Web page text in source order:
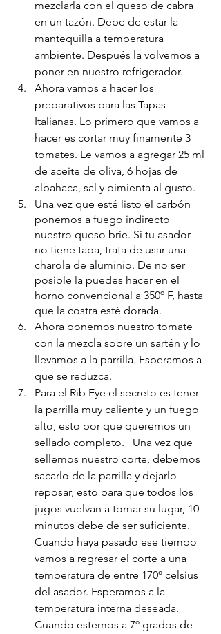
mezclarla con el queso de cabra
en un tazón. Debe de estar la
mantequilla a temperatura
ambiente. Después la volvemos a
poner en nuestro refrigerador.
Ahora vamos a hacer los
preparativos para las Tapas
Italianas. Lo primero que vamos a
hacer es cortar muy finamente 3
tomates. Le vamos a agregar 25 ml
de aceite de oliva, 6 hojas de
albahaca, sal y pimienta al gusto.
Una vez que esté listo el carbón
ponemos a fuego indirecto
nuestro queso brie. Si tu asador
no tiene tapa, trata de usar una
charola de aluminio. De no ser
posible la puedes hacer en el
horno convencional a 350º F, hasta
que la costra esté dorada.
Ahora ponemos nuestro tomate
con la mezcla sobre un sartén y lo
llevamos a la parrilla. Esperamos a
que se reduzca.
Para el Rib Eye el secreto es tener
la parrilla muy caliente y un fuego
alto, esto por que queremos un
sellado completo.   Una vez que
sellemos nuestro corte, debemos
sacarlo de la parrilla y dejarlo
reposar, esto para que todos los
jugos vuelvan a tomar su lugar, 10
minutos debe de ser suficiente.
Cuando haya pasado ese tiempo
vamos a regresar el corte a una
temperatura de entre 170º celsius
del asador. Esperamos a la
temperatura interna deseada.
Cuando estemos a 7º grados de